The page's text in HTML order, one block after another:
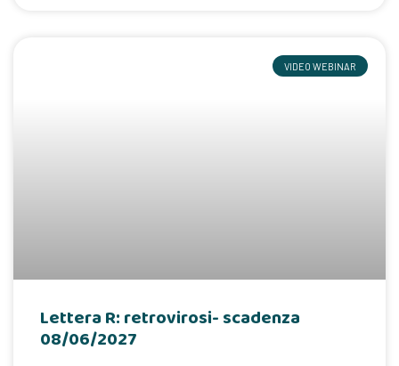
VIDEO WEBINAR
Lettera R: retrovirosi- scadenza
08/06/2027